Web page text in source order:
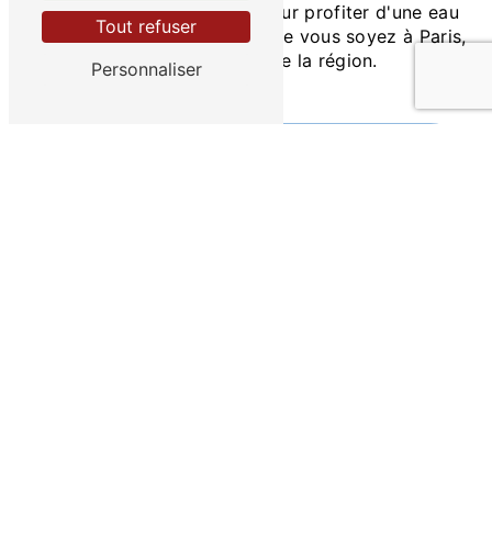
appel à notre savoir-faire pour profiter d'une eau
pure et saine au quotidien, que vous soyez à Paris,
Reims ou dans toute la région.
Tout refuser
Personnaliser